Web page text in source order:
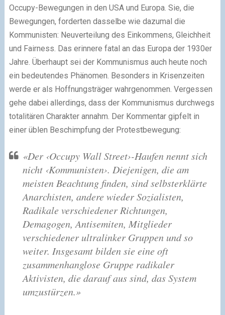
Occupy-Bewegungen in den USA und Europa. Sie, die
Bewegungen, forderten dasselbe wie dazumal die
Kommunisten: Neuverteilung des Einkommens, Gleichheit
und Fairness. Das erinnere fatal an das Europa der 1930er
Jahre. Überhaupt sei der Kommunismus auch heute noch
ein bedeutendes Phänomen. Besonders in Krisenzeiten
werde er als Hoffnungsträger wahrgenommen. Vergessen
gehe dabei allerdings, dass der Kommunismus durchwegs
totalitären Charakter annahm. Der Kommentar gipfelt in
einer üblen Beschimpfung der Protestbewegung:
«Der ‹Occupy Wall Street›-Haufen nennt sich
nicht ‹Kommunisten›. Diejenigen, die am
meisten Beachtung finden, sind selbsterklärte
Anarchisten, andere wieder Sozialisten,
Radikale verschiedener Richtungen,
Demagogen, Antisemiten, Mitglieder
verschiedener ultralinker Gruppen und so
weiter. Insgesamt bilden sie eine oft
zusammenhanglose Gruppe radikaler
Aktivisten, die darauf aus sind, das System
umzustürzen.»